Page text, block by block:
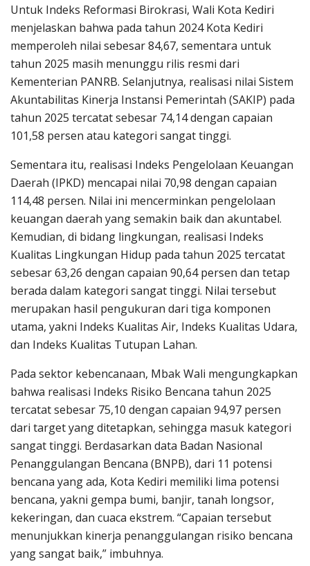
Untuk Indeks Reformasi Birokrasi, Wali Kota Kediri
menjelaskan bahwa pada tahun 2024 Kota Kediri
memperoleh nilai sebesar 84,67, sementara untuk
tahun 2025 masih menunggu rilis resmi dari
Kementerian PANRB. Selanjutnya, realisasi nilai Sistem
Akuntabilitas Kinerja Instansi Pemerintah (SAKIP) pada
tahun 2025 tercatat sebesar 74,14 dengan capaian
101,58 persen atau kategori sangat tinggi.
Sementara itu, realisasi Indeks Pengelolaan Keuangan
Daerah (IPKD) mencapai nilai 70,98 dengan capaian
114,48 persen. Nilai ini mencerminkan pengelolaan
keuangan daerah yang semakin baik dan akuntabel.
Kemudian, di bidang lingkungan, realisasi Indeks
Kualitas Lingkungan Hidup pada tahun 2025 tercatat
sebesar 63,26 dengan capaian 90,64 persen dan tetap
berada dalam kategori sangat tinggi. Nilai tersebut
merupakan hasil pengukuran dari tiga komponen
utama, yakni Indeks Kualitas Air, Indeks Kualitas Udara,
dan Indeks Kualitas Tutupan Lahan.
Pada sektor kebencanaan, Mbak Wali mengungkapkan
bahwa realisasi Indeks Risiko Bencana tahun 2025
tercatat sebesar 75,10 dengan capaian 94,97 persen
dari target yang ditetapkan, sehingga masuk kategori
sangat tinggi. Berdasarkan data Badan Nasional
Penanggulangan Bencana (BNPB), dari 11 potensi
bencana yang ada, Kota Kediri memiliki lima potensi
bencana, yakni gempa bumi, banjir, tanah longsor,
kekeringan, dan cuaca ekstrem. “Capaian tersebut
menunjukkan kinerja penanggulangan risiko bencana
yang sangat baik,” imbuhnya.